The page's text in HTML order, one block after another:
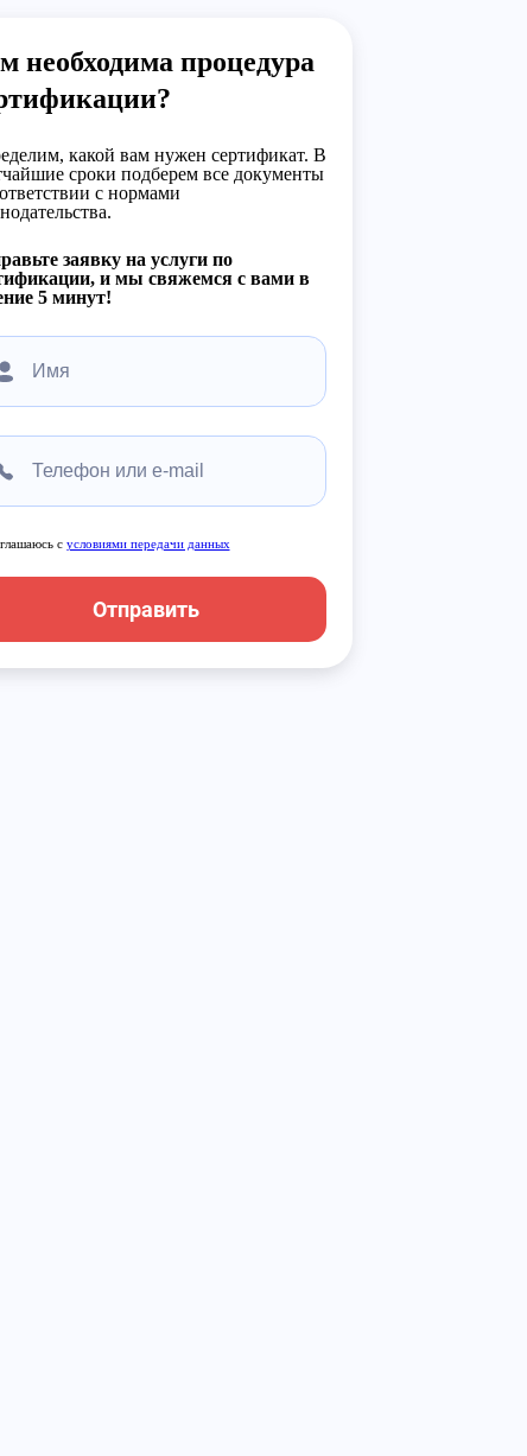
необходима процедура
какой вам нужен сертификат. В
сроки подберем все документы
с нормами
заявку на услуги по
и мы свяжемся с вами в
5 минут!
с условиями передачи данных
Отправить